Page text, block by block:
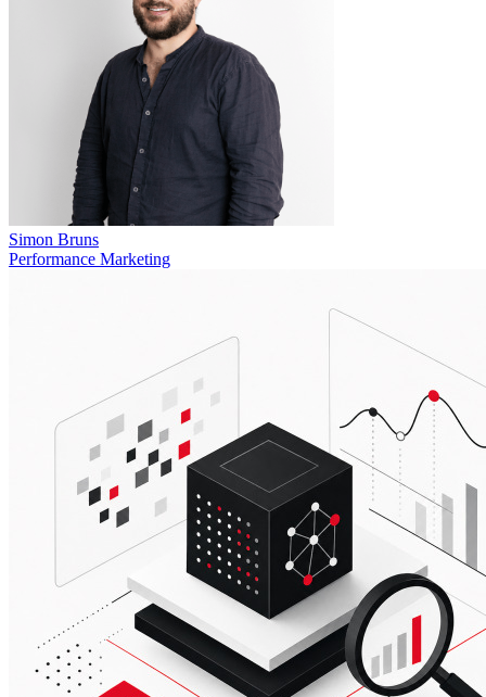
Simon Bruns
Performance Marketing